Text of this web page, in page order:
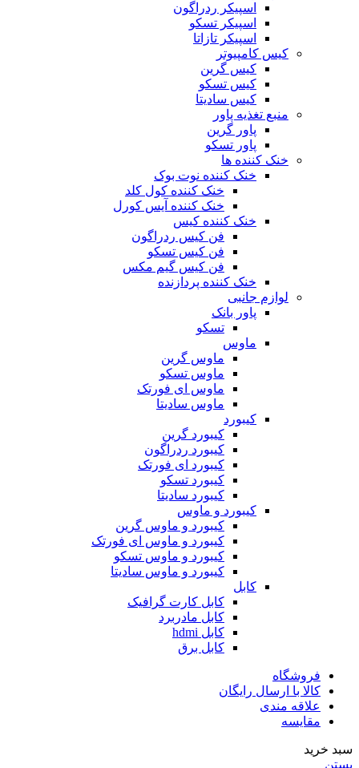
اسپیکر ردراگون
اسپیکر تسکو
اسپیکر تازاتا
کیس کامپیوتر
کیس گرین
کیس تسکو
کیس سادیتا
منبع تغذیه‌ پاور
پاور گرین
پاور تسکو
خنک کننده ها
خنک کننده نوت بوک
خنک کننده کول کلد
خنک کننده آیس کورل
خنک کننده کیس
فن کیس ردراگون
فن کیس تسکو
فن کیس گیم مکس
خنک کننده پردازنده
لوازم جانبی
پاور بانک
تسکو
ماوس
ماوس گرین
ماوس تسکو
ماوس ای فورتک
ماوس سادیتا
کیبورد
کیبورد گرین
کیبورد ردراگون
کیبورد ای فورتک
کیبورد تسکو
کیبورد سادیتا
کیبورد و ماوس
کیبورد و ماوس گرین
کیبورد و ماوس ای فورتک
کیبورد و ماوس تسکو
کیبورد و ماوس سادیتا
کابل
کابل کارت گرافیک
کابل مادربرد
کابل hdmi
کابل برق
فروشگاه
کالا با ارسال رایگان
علاقه مندی
مقایسه
سبد خرید
بستن